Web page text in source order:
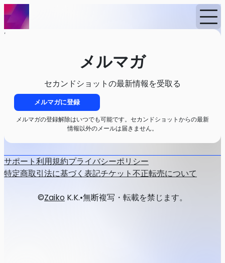
Home
メルマガ
セカンドショットの最新情報を受取る
メルマガに登録
メルマガの登録解除はいつでも可能です。セカンドショットからの最新
情報以外のメールは届きません。
サポート利用規約プライバシーポリシー
特定商取引法に基づく表記チケット不正転売について
©Zaiko K.K.•無断複写・転載を禁じます。